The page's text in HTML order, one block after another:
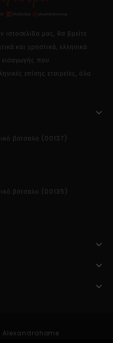
μας, θα βρείτε
και χρηστικά, ελληνικά
εισαγωγής που
επίσης εταιρείες, όλα
βότσαλο (00137)
βότσαλο (00135)